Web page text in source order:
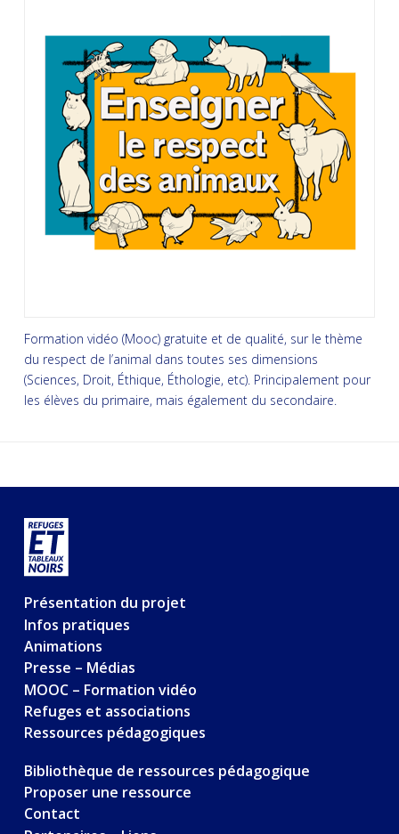
Formation vidéo (Mooc) gratuite et de qualité, sur le thème
du respect de l’animal dans toutes ses dimensions
(Sciences, Droit, Éthique, Éthologie, etc). Principalement pour
les élèves du primaire, mais également du secondaire.
Présentation du projet
Infos pratiques
Animations
Presse – Médias
MOOC – Formation vidéo
Refuges et associations
Ressources pédagogiques
Bibliothèque de ressources pédagogique
Proposer une ressource
Contact